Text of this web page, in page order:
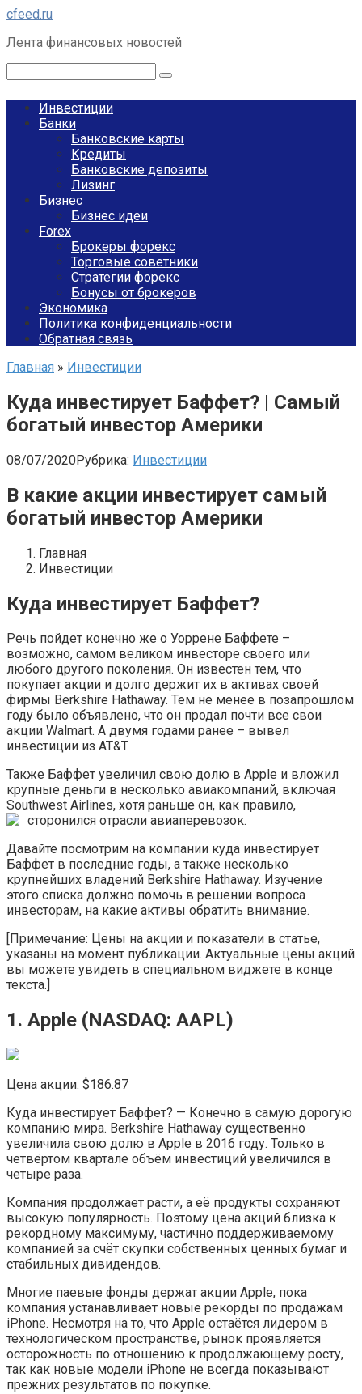
Перейти
контенту
cfeed.ru
Лента финансовых новостей
Инвестиции
Банки
Банковские карты
Кредиты
Банковские депозиты
Лизинг
Бизнес
Бизнес идеи
Forex
Брокеры форекс
Торговые советники
Стратегии форекс
Бонусы от брокеров
Экономика
Политика конфиденциальности
Обратная связь
Главная » Инвестиции
Куда инвестирует Баффет? | Cамый
богатый инвестор Америки
08/07/2020Рубрика: Инвестиции
В какие акции инвестирует самый
богатый инвестор Америки
Главная
Инвестиции
Куда инвестирует Баффет?
Речь пойдет конечно же о Уоррене Баффете –
возможно, самом великом инвесторе своего или
любого другого поколения. Он известен тем, что
покупает акции и долго держит их в активах своей
фирмы Berkshire Hathaway. Тем не менее в позапрошлом
году было объявлено, что он продал почти все свои
акции Walmart. А двумя годами ранее – вывел
инвестиции из AT&T.
Также Баффет увеличил свою долю в Apple и вложил
крупные деньги в несколько авиакомпаний, включая
Southwest Airlines, хотя раньше он, как правило,
сторонился отрасли авиаперевозок.
Давайте посмотрим на компании куда инвестирует
Баффет в последние годы, а также несколько
крупнейших владений Berkshire Hathaway. Изучение
этого списка должно помочь в решении вопроса
инвесторам, на какие активы обратить внимание.
[Примечание: Цены на акции и показатели в статье,
указаны на момент публикации. Актуальные цены акций
вы можете увидеть в специальном виджете в конце
текста.]
1. Apple (NASDAQ: ​AAPL)
Цена акции: $186.87
Куда инвестирует Баффет? — Конечно в самую дорогую
компанию мира. Berkshire Hathaway существенно
увеличила свою долю в Apple в 2016 году. Только в
четвёртом квартале объём инвестиций увеличился в
четыре раза.
Компания продолжает расти, а её продукты сохраняют
высокую популярность. Поэтому цена акций близка к
рекордному максимуму, частично поддерживаемому
компанией за счёт скупки собственных ценных бумаг и
стабильных дивидендов.
Многие паевые фонды держат акции Apple, пока
компания устанавливает новые рекорды по продажам
iPhone. Несмотря на то, что Apple остаётся лидером в
технологическом пространстве, рынок проявляется
осторожность по отношению к продолжающему росту,
так как новые модели iPhone не всегда показывают
прежних результатов по покупке.